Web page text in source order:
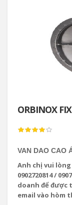
ORBINOX
VAN DAO CAO
Anh chị vui
0902720814 /
doanh để được
email vào hòm